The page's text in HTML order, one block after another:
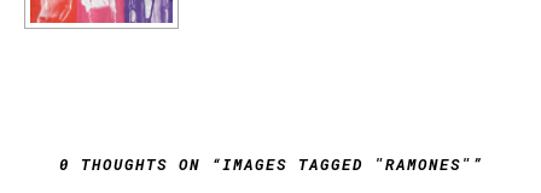
0 THOUGHTS ON “IMAGES TAGGED "RAMONES"”